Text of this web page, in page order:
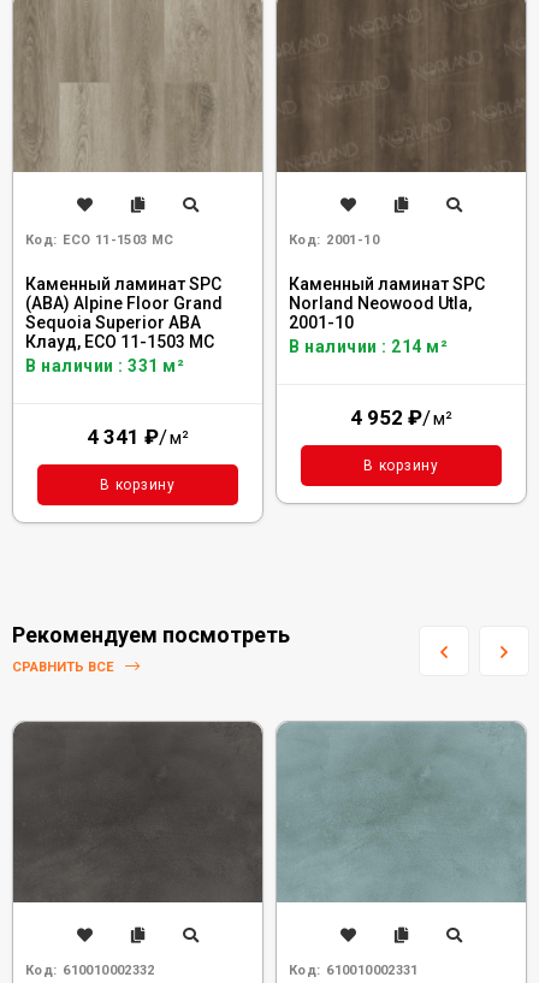
Код: ECO 11-1503 MC
Каменный ламинат SPC
(ABA) Alpine Floor Grand
Sequoia Superior ABA
Клауд, ECO 11-1503 MC
В наличии : 331 м²
4 341 ₽/м²
В корзину
Код: 2001-10
Каменный ламинат SPC
Norland Neowood Utla,
2001-10
В наличии : 214 м²
4 952 ₽/м²
В корзину
Рекомендуем посмотреть
СРАВНИТЬ ВСЕ
Код: 610010002332 Код: 610010002331